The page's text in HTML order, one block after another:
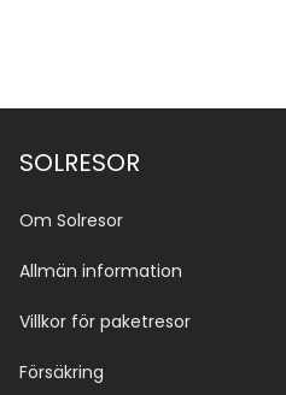
SOLRESOR
Om Solresor
Allmän information
Villkor för paketresor
Försäkring